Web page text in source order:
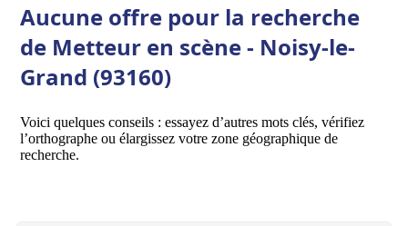
Aucune offre pour la recherche
de Metteur en scène - Noisy-le-
Grand (93160)
Voici quelques conseils : essayez d’autres mots clés, vérifiez
l’orthographe ou élargissez votre zone géographique de
recherche.